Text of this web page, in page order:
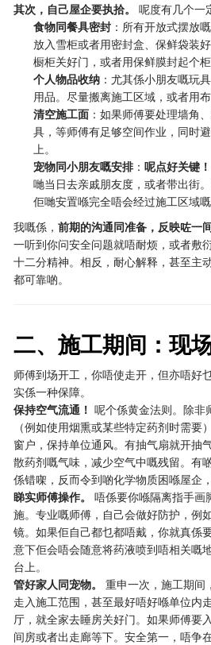
其次，自己屋企要执拾。
呢度有几个一
食物同餐具密封 ：所有开放式摆放
放入雪柜或者用密封盒、保鲜袋装
橱柜关好门，或者用保鲜膜封起个柜
个人物品收纳 ：尤其係小朋友嘅玩
用品。尽量搬离施工区域，或者用布
清空施工面 ：如果师傅要处理墙角
具，等师傅有足够空间作业，同时
上。
宠物同小朋友嘅安排：呢点好关键！
哋当日去亲戚朋友度，或者带出街
佢哋安置喺完全唔会经过施工区域
我嘅係，前期的沟通同准备，反映咗一
一听到你问安全问题就唔耐烦，或者敷
十二分精神。相反，耐心解释，甚至主
都可靠啲。
二、施工期间：现
师傅到场开工，你唔使走开，但亦唔好
实係一种保障。
保持空气流通！
呢个係黄金法则。除
（例如使用烟熏或某些特定药剂时需要
窗户，保持单位通风。有抽气扇就开抽
散药剂嘅气味，减少空气中嘅残留。有
係错㗎，反而令到啲化学物质困喺屋企，
睇实师傅操作。
唔係要你喺隔离指手
施。专业嘅师傅，自己会做好防护，例
镜。如果佢自己都乜都唔戴，你就真係
意下佢会唔会随意将药液喷到唔相关嘅
台上。
管好家人同宠物。
重申一次，施工期
走入施工范围，甚至最好唔好喺单位内
厅，就全家去睡房关好门。如果师傅要
间房或者出走廊等下。安全第一，唔争